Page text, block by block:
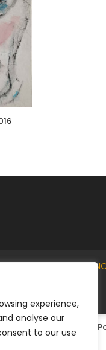
experience,
analyse our
to our use
POLITYKA